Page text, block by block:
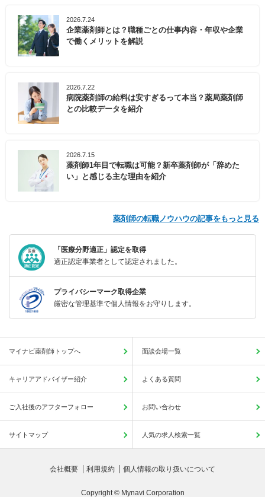
2026.7.24
企業薬剤師とは？職種ごとの仕事内容・年収や企業
で働くメリットを解説
2026.7.22
病院薬剤師の給料は安すぎるって本当？薬局薬剤師
との比較データを紹介
2026.7.15
薬剤師1年目で転職は可能？新卒薬剤師が「辞めた
い」と感じる主な理由を紹介
薬剤師の転職ノウハウの記事をもっと見る
「医療分野適正」認定を取得
適正認定事業者として認定されました。
プライバシーマーク取得企業
厳密な管理基準で個人情報をお守りします。
マイナビ薬剤師トップへ 面談会場一覧
キャリアアドバイザー紹介 よくある質問
ご入社後のアフターフォロー お問い合わせ
サイトマップ 人気の求人検索一覧
会社概要 利用規約 個人情報の取り扱いについて
Copyright © Mynavi Corporation